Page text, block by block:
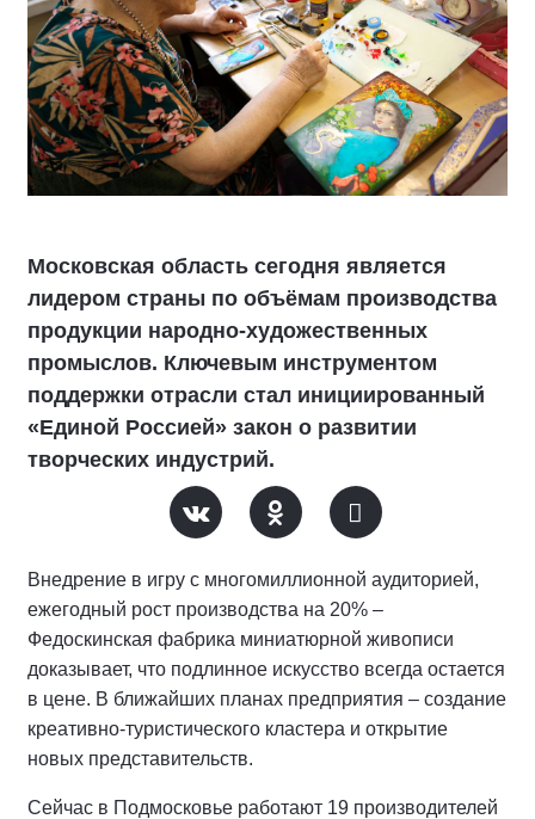
Московская область сегодня является
лидером страны по объёмам производства
продукции народно-художественных
промыслов. Ключевым инструментом
поддержки отрасли стал инициированный
«Единой Россией» закон о развитии
творческих индустрий.
Внедрение в игру с многомиллионной аудиторией,
ежегодный рост производства на 20% –
Федоскинская фабрика миниатюрной живописи
доказывает, что подлинное искусство всегда остается
в цене. В ближайших планах предприятия – создание
креативно-туристического кластера и открытие
новых представительств.
Сейчас в Подмосковье работают 19 производителей